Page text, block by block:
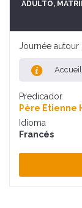
ADULTO,
Journée autour
Predicador
Père Etienne
Idioma
Francés